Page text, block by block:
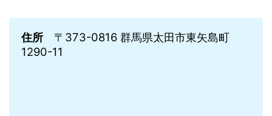
住所 〒373-0816 群馬県太田市東矢島町
1290-11